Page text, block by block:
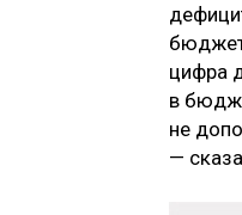
цифра
в
не
—